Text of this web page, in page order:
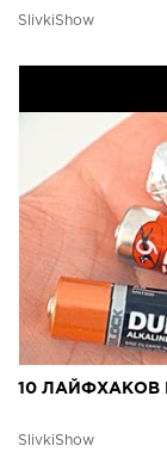
SlivkiShow
10 ЛАЙФХАКОВ
SlivkiShow